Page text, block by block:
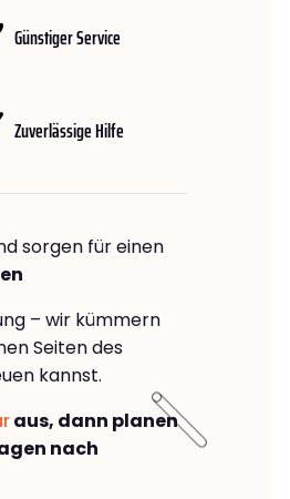
Günstiger Service
Zuverlässige Hilfe
sorgen für einen
– wir kümmern
Seiten des
kannst.
aus, dann planen
nach